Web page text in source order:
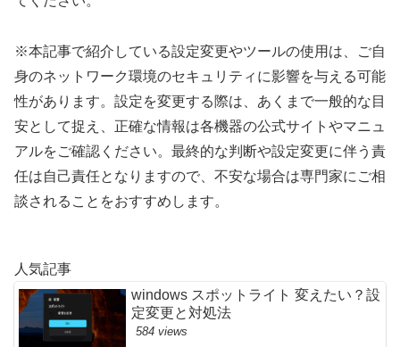
※本記事で紹介している設定変更やツールの使用は、ご自
身のネットワーク環境のセキュリティに影響を与える可能
性があります。設定を変更する際は、あくまで一般的な目
安として捉え、正確な情報は各機器の公式サイトやマニュ
アルをご確認ください。最終的な判断や設定変更に伴う責
任は自己責任となりますので、不安な場合は専門家にご相
談されることをおすすめします。
人気記事
windows スポットライト 変えたい？設
定変更と対処法
584 views